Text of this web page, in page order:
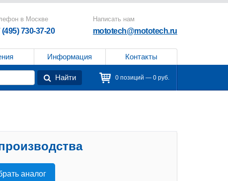
в Москве
(495) 730-37-20
Написать нам
mototech@mototech.ru
Информация Контакты
Найти 0 позиций — 0 руб.
аналог